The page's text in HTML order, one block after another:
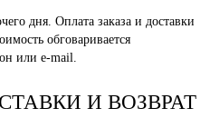
дня. Оплата заказа и доставки
обговаривается
или e-mail.
И ВОЗВРАТ